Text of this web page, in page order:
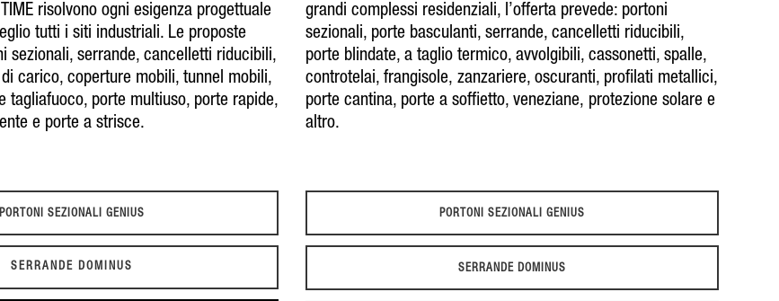
risolvono ogni esigenza progettuale
tutti i siti industriali. Le proposte
sezionali, serrande, cancelletti riducibili,
carico, coperture mobili, tunnel mobili,
tagliafuoco, porte multiuso, porte rapide,
e porte a strisce.
PORTONI SEZIONALI GENIUS
SERRANDE DOMINUS
grandi complessi residenziali, l’offerta prevede: portoni
sezionali, porte basculanti, serrande, cancelletti riducibili,
porte blindate, a taglio termico, avvolgibili, cassonetti, spalle,
controtelai, frangisole, zanzariere, oscuranti, profilati metallici,
porte cantina, porte a soffietto, veneziane, protezione solare e
altro.
PORTONI SEZIONALI GENIUS
SERRANDE DOMINUS